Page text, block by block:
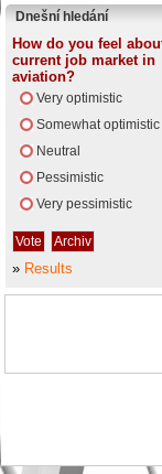
Dnešní hledání
How do you feel
current job market in
aviation?
Very optimistic
Somewhat optimistic
Neutral
Pessimistic
Very pessimistic
» Results